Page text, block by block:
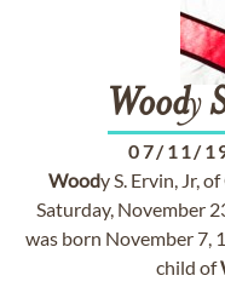
Woody
07/11/
Woody S. Ervin, Jr,
Saturday, November
was born November 7,
child of